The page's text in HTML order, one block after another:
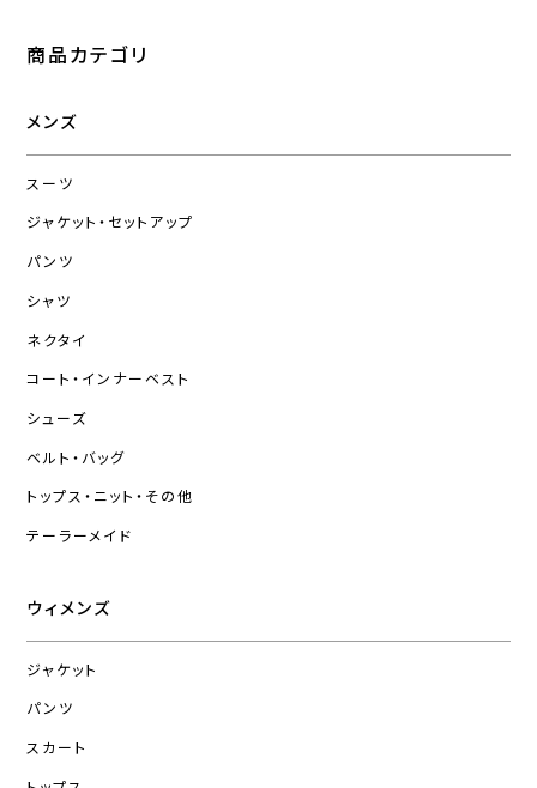
商品カテゴリ
メンズ
スーツ
ジャケット・セットアップ
パンツ
シャツ
ネクタイ
コート・インナーベスト
シューズ
ベルト・バッグ
トップス・ニット・その他
テーラーメイド
ウィメンズ
ジャケット
パンツ
スカート